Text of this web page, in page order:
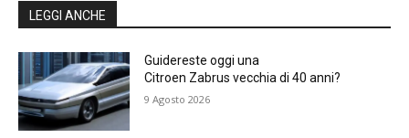
LEGGI ANCHE
Guidereste oggi una
Citroen Zabrus vecchia di 40 anni?
9 Agosto 2026